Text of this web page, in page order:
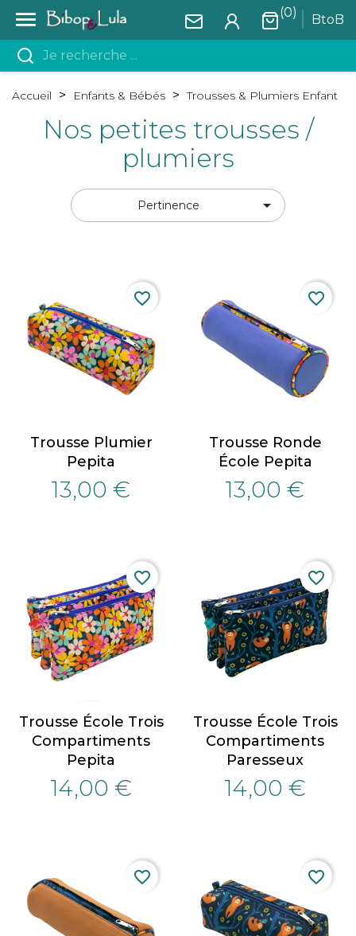
 BtoB
(0)
Accueil Enfants & Bébés Trousses & Plumiers Enfant
Nos petites trousses /
plumiers
Pertinence 
Trousse Plumier
Pepita
13,00 €
favorite_border
Trousse Ronde
École Pepita
13,00 €
favorite_border
Trousse École Trois
Compartiments
Pepita
14,00 €
favorite_border
Trousse École Trois
Compartiments
Paresseux
14,00 €
favorite_border
favorite_border favorite_border